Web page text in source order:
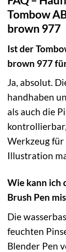
Tombow
brown 977
Ist der
brown 977
Ja, absolut.
handhaben
als auch die
Werkzeug für
Illustration
Wie kann ich
Brush Pen
Die
feuchten
Blender Pen